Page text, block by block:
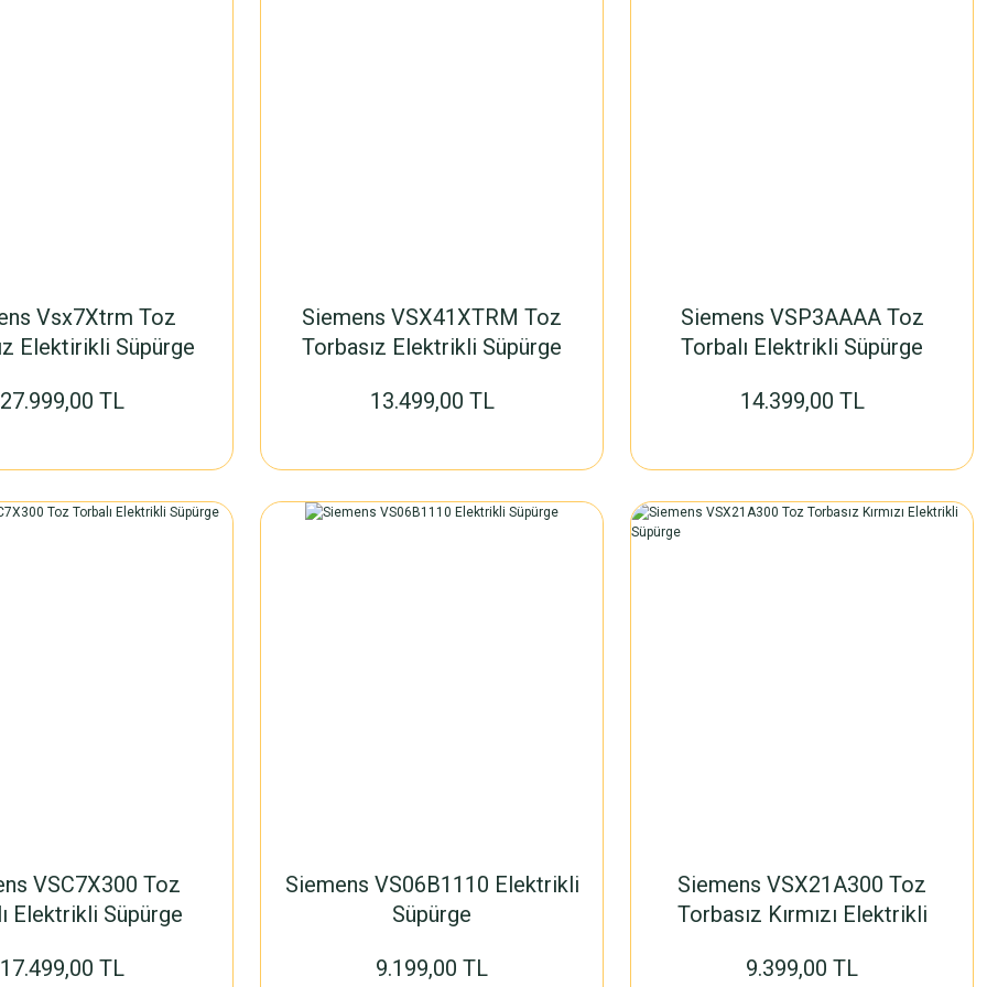
Vsx7Xtrm Toz
Elektirikli Süpürge
27.999,00 TL
Siemens VSX41XTRM Toz
Torbasız Elektrikli Süpürge
13.499,00 TL
Siemens VSP3AAAA Toz
Torbalı Elektrikli Süpürge
14.399,00 TL
VSC7X300 Toz
Elektrikli Süpürge
17.499,00 TL
Siemens VS06B1110 Elektrikli
Süpürge
9.199,00 TL
Siemens VSX21A300 Toz
Torbasız Kırmızı Elektrikli
9.399,00 TL